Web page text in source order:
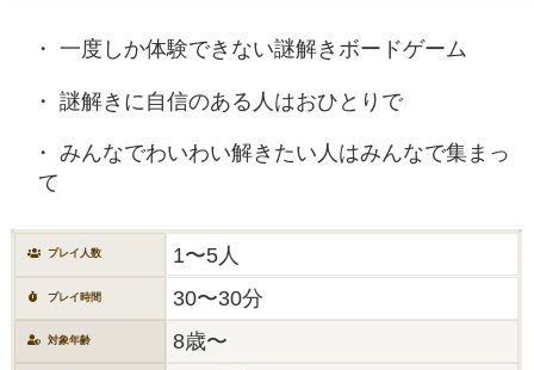
一度しか体験できない謎解きボードゲーム
謎解きに自信のある人はおひとりで
みんなでわいわい解きたい人はみんなで集まっ
て
プレイ人数 1〜5人
プレイ時間 30〜30分
対象年齢 8歳〜